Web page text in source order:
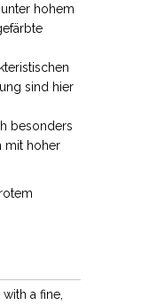
hohem
sind hier
besonders
mit hoher
a fine,